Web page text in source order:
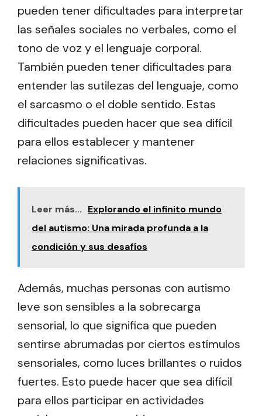
pueden tener dificultades para interpretar
las señales sociales no verbales, como el
tono de voz y el lenguaje corporal.
También pueden tener dificultades para
entender las sutilezas del lenguaje, como
el sarcasmo o el doble sentido. Estas
dificultades pueden hacer que sea difícil
para ellos establecer y mantener
relaciones significativas.
Leer más... Explorando el infinito mundo
del autismo: Una mirada profunda a la
condición y sus desafíos
Además, muchas personas con autismo
leve son sensibles a la sobrecarga
sensorial, lo que significa que pueden
sentirse abrumadas por ciertos estímulos
sensoriales, como luces brillantes o ruidos
fuertes. Esto puede hacer que sea difícil
para ellos participar en actividades